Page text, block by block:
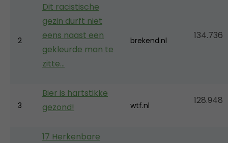
2
Dit racistische
gezin durft niet
eens naast een
gekleurde man te
zitte…
brekend.nl 134.736
3
Bier is hartstikke
gezond!
wtf.nl 128.948
17 Herkenbare